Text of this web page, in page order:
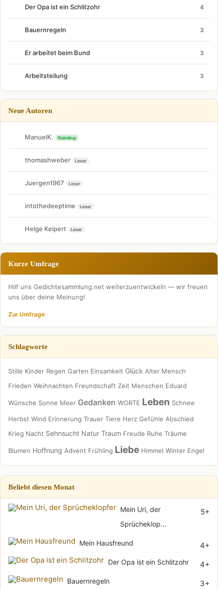
Der Opa ist ein Schlitzohr 4
Bauernregeln 3
Er arbeitet beim Bund 3
Arbeitsteilung 3
Neue Autoren
ManuelK. Reimling
thomashweber Leser
Juergen1967 Leser
intothedeeptime Leser
Helge Keipert Leser
Kurze Umfrage
Hilf uns Gedichtesammlung.net weiterzuentwickeln — wir freuen
uns über deine Meinung!
Zur Umfrage
Schlagworte
Stille Kinder Regen Garten Einsamkeit Glück Alter Mensch
Frieden Weihnachten Freundschaft Zeit Menschen Eduard
Wünsche Sonne Meer Gedanken WORTE Leben Schnee
Herbst Wind Erinnerung Trauer Tiere Herz Gefühle Abschied
Krieg Nacht Sehnsucht Natur Traum Freude Ruhe Träume
Blumen Hoffnung Advent Frühling Liebe Himmel Winter Engel
Beliebt diesen Monat
5+
Mein Uri, der
Sprücheklop...
4+
Mein Hausfreund
4+
Der Opa ist ein Schlitzohr
3+
Bauernregeln